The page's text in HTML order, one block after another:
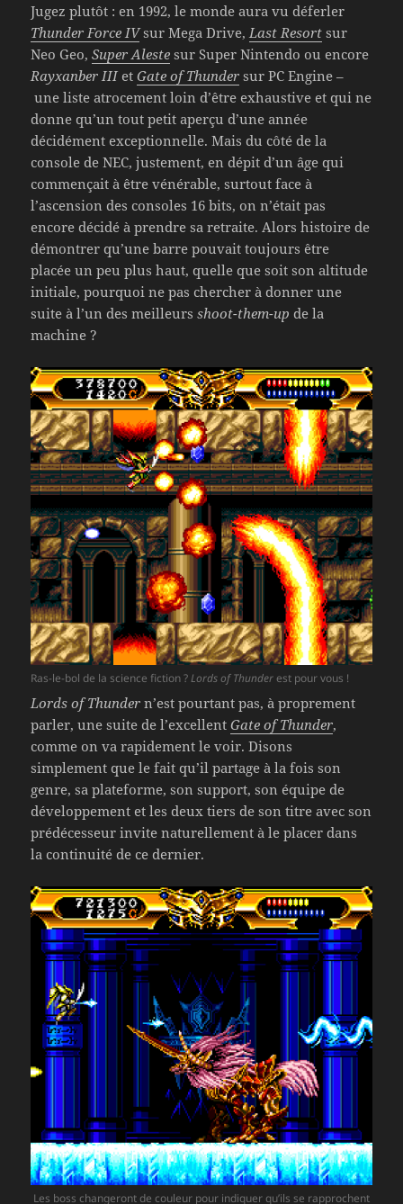
Jugez plutôt : en 1992, le monde aura vu déferler
Thunder Force IVsur Mega Drive, Last Resort sur
Neo Geo,Super Aleste sur Super Nintendo ou encore
Rayxanber IIIetGate of Thunder sur PC Engine –
une liste atrocement loin d’être exhaustive et qui ne
donne qu’un tout petit aperçu d’une année
décidément exceptionnelle. Mais du côté de la
console de NEC, justement, en dépit d’un âge qui
commençait à être vénérable, surtout face à
l’ascension des consoles 16 bits, on n’était pas
encore décidé à prendre sa retraite. Alors histoire de
démontrer qu’une barre pouvait toujours être
placée un peu plus haut, quelle que soit son altitude
initiale, pourquoi ne pas chercher à donner une
suite à l’un des meilleursshoot-them-up de la
machine ?
Ras-le-bol de la science fiction ?Lords of Thunderest pour vous !
Lords of Thunder n’est pourtant pas, à proprement
parler, une suite de l’excellentGate of Thunder,
comme on va rapidement le voir. Disons
simplement que le fait qu’il partage à la fois son
genre, sa plateforme, son support, son équipe de
développement et les deux tiers de son titre avec son
prédécesseur invite naturellement à le placer dans
la continuité de ce dernier.
Les boss changeront de couleur pour indiquer qu’ils se rapprochent